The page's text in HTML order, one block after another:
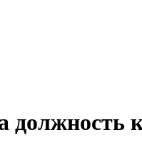
должность